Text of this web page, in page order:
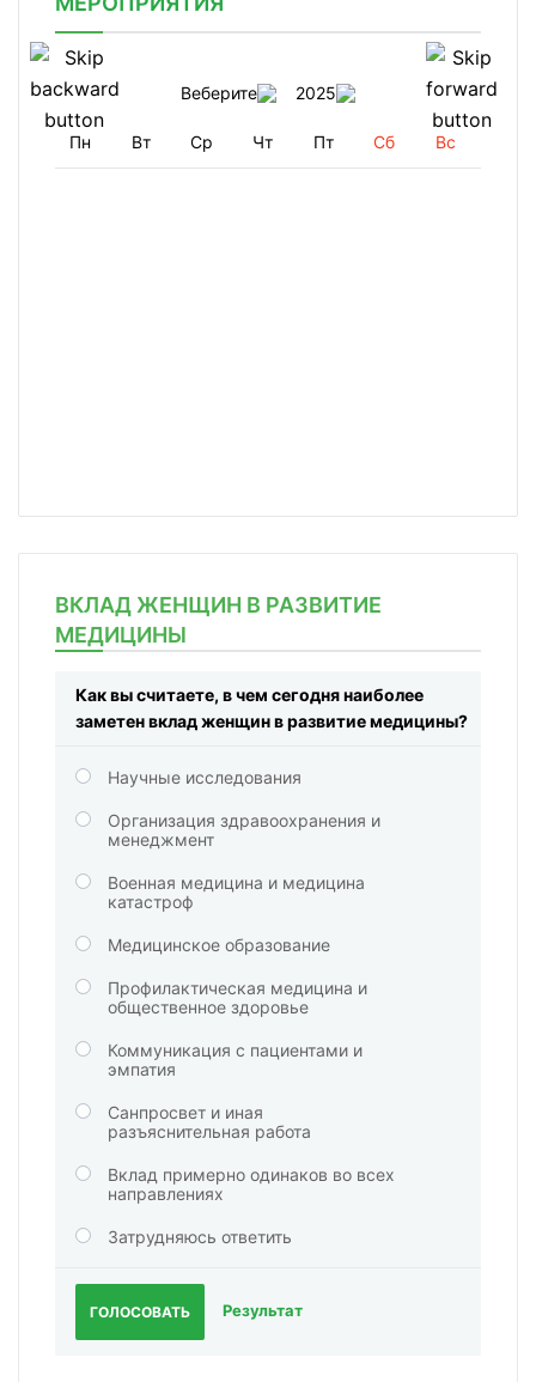
Веберите 2025
Пн Вт Ср Чт Пт Сб Вс
ВКЛАД ЖЕНЩИН В РАЗВИТИЕ
МЕДИЦИНЫ
Как вы считаете, в чем сегодня наиболее
заметен вклад женщин в развитие медицины?
Научные исследования
Организация здравоохранения и
менеджмент
Военная медицина и медицина
катастроф
Медицинское образование
Профилактическая медицина и
общественное здоровье
Коммуникация с пациентами и
эмпатия
Санпросвет и иная
разъяснительная работа
Вклад примерно одинаков во всех
направлениях
Затрудняюсь ответить
ГОЛОСОВАТЬ Результат